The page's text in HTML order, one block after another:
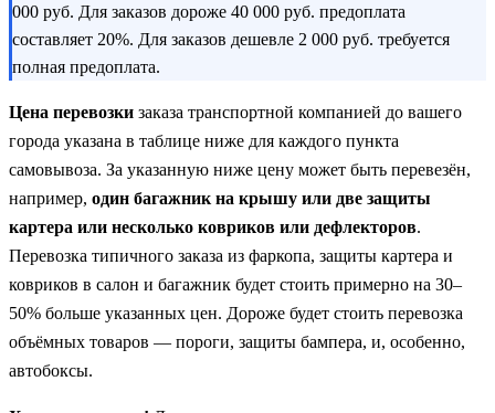
000 руб. Для заказов дороже 40 000 руб. предоплата
составляет 20%. Для заказов дешевле 2 000 руб. требуется
полная предоплата.
Цена перевозки заказа транспортной компанией до вашего
города указана в таблице ниже для каждого пункта
самовывоза. За указанную ниже цену может быть перевезён,
например, один багажник на крышу или две защиты
картера или несколько ковриков или дефлекторов.
Перевозка типичного заказа из фаркопа, защиты картера и
ковриков в салон и багажник будет стоить примерно на 30–
50% больше указанных цен. Дороже будет стоить перевозка
объёмных товаров — пороги, защиты бампера, и, особенно,
автобоксы.